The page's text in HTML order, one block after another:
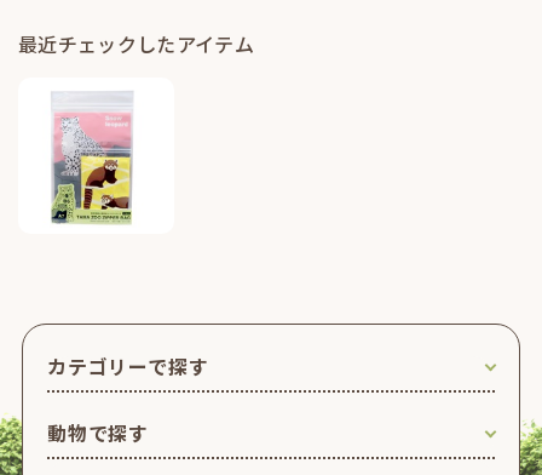
最近チェックしたアイテム
カテゴリーで探す
動物で探す